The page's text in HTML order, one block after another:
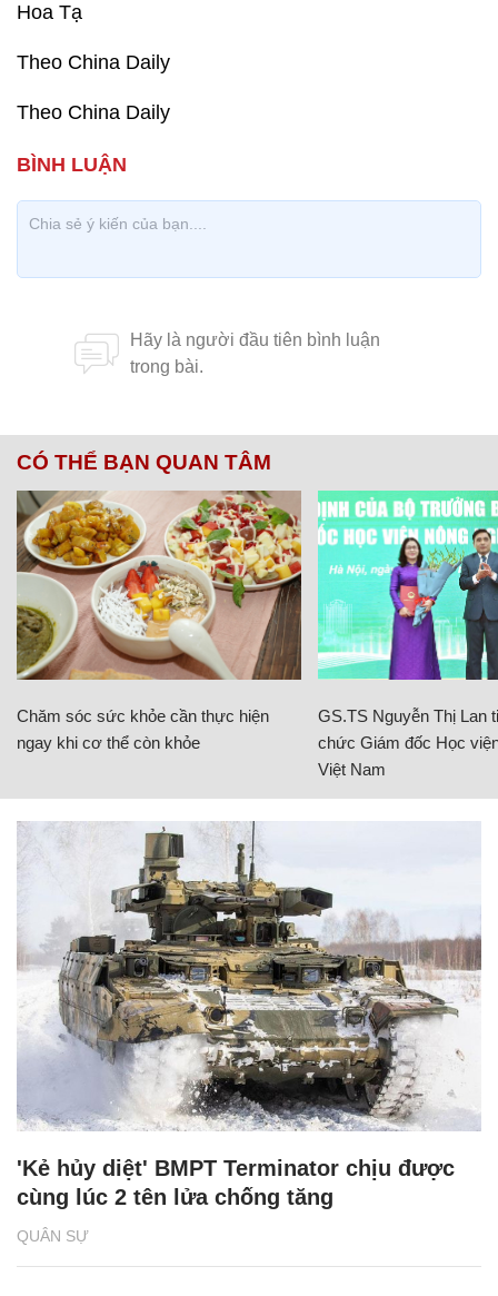
Hoa Tạ
Theo China Daily
Theo China Daily
CÓ THỂ BẠN QUAN TÂM
Chăm sóc sức khỏe cần thực hiện
ngay khi cơ thể còn khỏe
GS.TS Nguyễn Thị Lan
chức Giám đốc Học
Việt Nam
QUÂN SỰ
'Kẻ hủy diệt' BMPT Terminator chịu được
cùng lúc 2 tên lửa chống tăng